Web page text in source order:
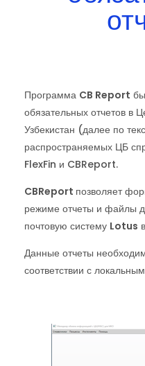
Программа CB Report
обязательных отчетов в
Узбекистан (далее по
распространяемых ЦБ
FlexFin и CBReport.
CBReport позволяет
режиме отчеты и файлы
почтовую систему Lotus
Данные отчеты
соответствии с